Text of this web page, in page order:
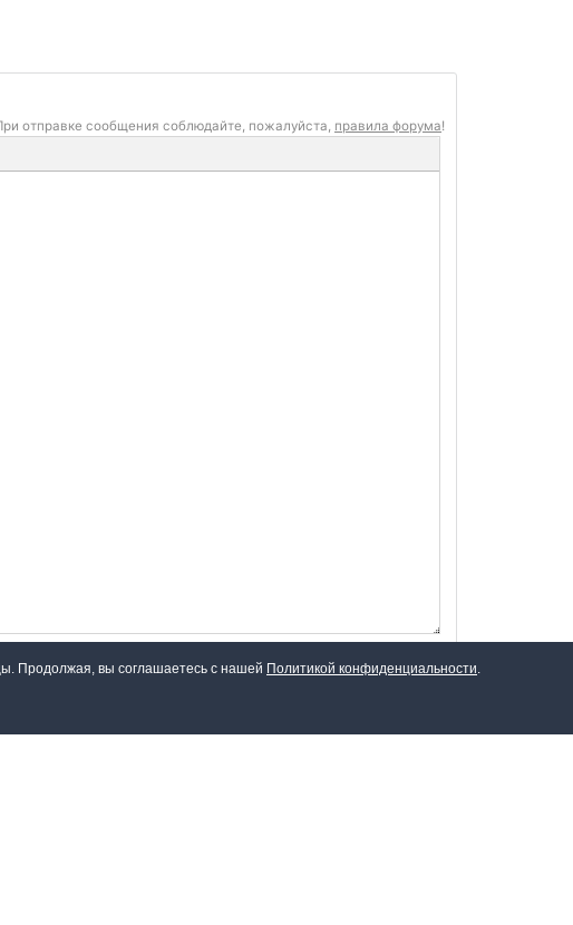
отправке сообщения соблюдайте, пожалуйста, правила форума!
Продолжая, вы соглашаетесь с нашей Политикой конфиденциальности.